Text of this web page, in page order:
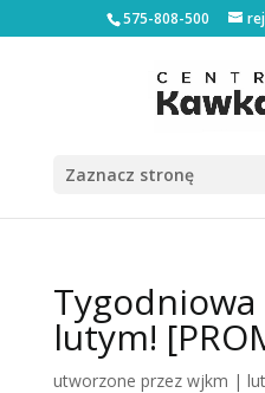
575-808-500
Zaznacz stronę
lutym!
utworzone przez wjkm |